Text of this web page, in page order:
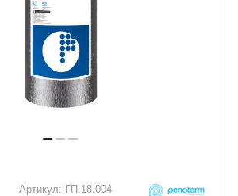
Артикул: ГП.18.004